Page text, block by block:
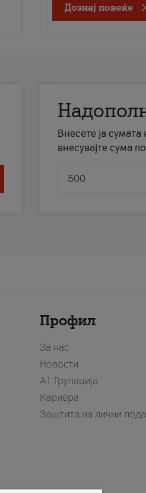
Дознај повеќе
Внесете ја
внесувајте сума
Профил
За нас
Новости
А1 Групација
Кариера
Заштита на лични